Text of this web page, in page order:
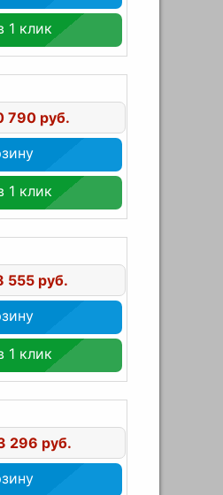
1 клик
790 руб.
1 клик
555 руб.
1 клик
296 руб.